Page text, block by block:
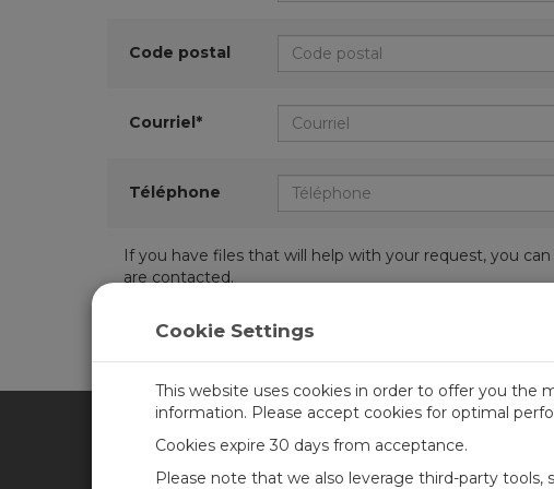
Code postal
Courriel*
Téléphone
If you have files that will help with your request, you
are contacted.
CAMPBELL SCIENTIFIC FRANCE
Cookie Settings
This website uses cookies in order to offer you the
information. Please accept cookies for optimal
Cookies expire 30 days from acceptance.
Please note that we also leverage third-party tools,